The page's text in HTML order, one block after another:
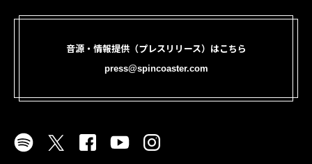
音源・情報提供（プレスリリース）はこちら
press@spincoaster.com